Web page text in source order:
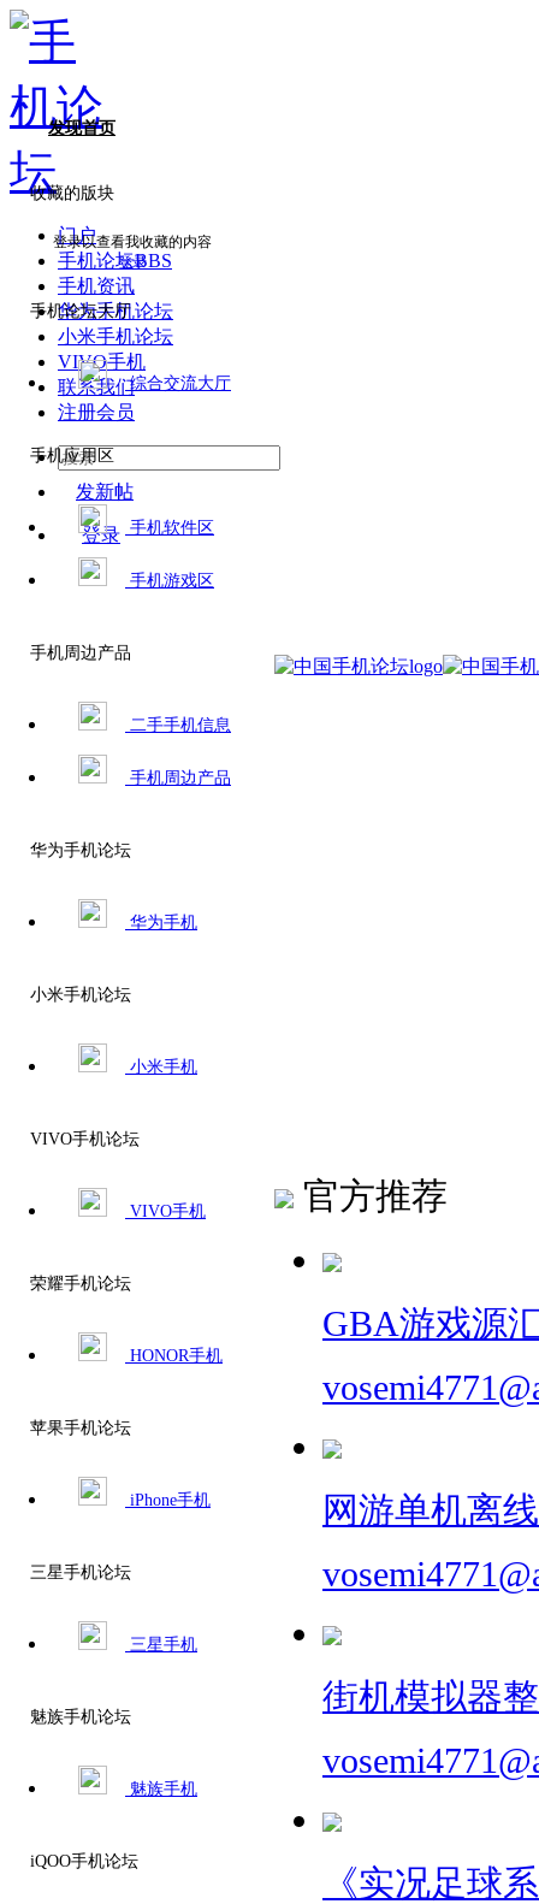
门户
手机论坛BBS
手机资讯
华为手机论坛
小米手机论坛
VIVO手机
联系我们
注册会员
发新帖
登录
发现首页
收藏的版块
登录以查看我收藏的内容
登录
手机论坛大厅
综合交流大厅
手机应用区
手机软件区
手机游戏区
手机周边产品
二手手机信息
手机周边产品
华为手机论坛
华为手机
小米手机论坛
小米手机
VIVO手机论坛
VIVO手机
荣耀手机论坛
HONOR手机
苹果手机论坛
iPhone手机
三星手机论坛
三星手机
魅族手机论坛
魅族手机
iQOO手机论坛
官方推荐
GBA游戏源
网游单机离
街机模拟器
《实况足球